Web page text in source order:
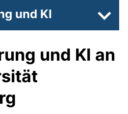
und KI
und KI an